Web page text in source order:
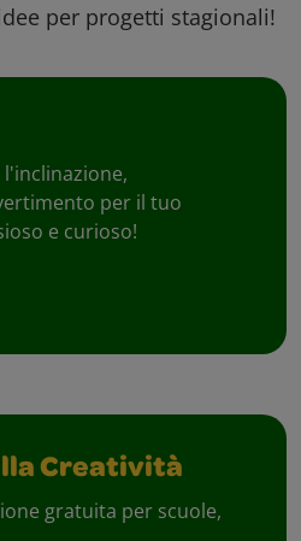
per progetti stagionali!
per il tuo
e curioso!
Creatività
gratuita per scuole,